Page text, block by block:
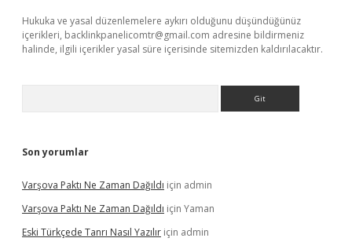
Hukuka ve yasal düzenlemelere aykırı olduğunu düşündüğünüz
içerikleri, backlinkpanelicomtr@gmail.com adresine bildirmeniz
halinde, ilgili içerikler yasal süre içerisinde sitemizden kaldırılacaktır.
Son yorumlar
Varşova Paktı Ne Zaman Dağıldı için admin
Varşova Paktı Ne Zaman Dağıldı için Yaman
Eski Türkçede Tanrı Nasıl Yazılır için admin